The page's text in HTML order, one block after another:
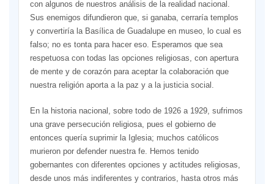
con algunos de nuestros análisis de la realidad nacional.
Sus enemigos difundieron que, si ganaba, cerraría templos
y convertiría la Basílica de Guadalupe en museo, lo cual es
falso; no es tonta para hacer eso. Esperamos que sea
respetuosa con todas las opciones religiosas, con apertura
de mente y de corazón para aceptar la colaboración que
nuestra religión aporta a la paz y a la justicia social.
En la historia nacional, sobre todo de 1926 a 1929, sufrimos
una grave persecución religiosa, pues el gobierno de
entonces quería suprimir la Iglesia; muchos católicos
murieron por defender nuestra fe. Hemos tenido
gobernantes con diferentes opciones y actitudes religiosas,
desde unos más indiferentes y contrarios, hasta otros más